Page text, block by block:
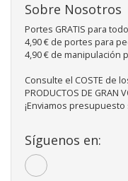
Sobre Nosotros
Portes GRATIS para
4,90 € de portes para
4,90 € de manipulación
Consulte el COSTE de
PRODUCTOS DE GRAN
¡Enviamos
Síguenos en: